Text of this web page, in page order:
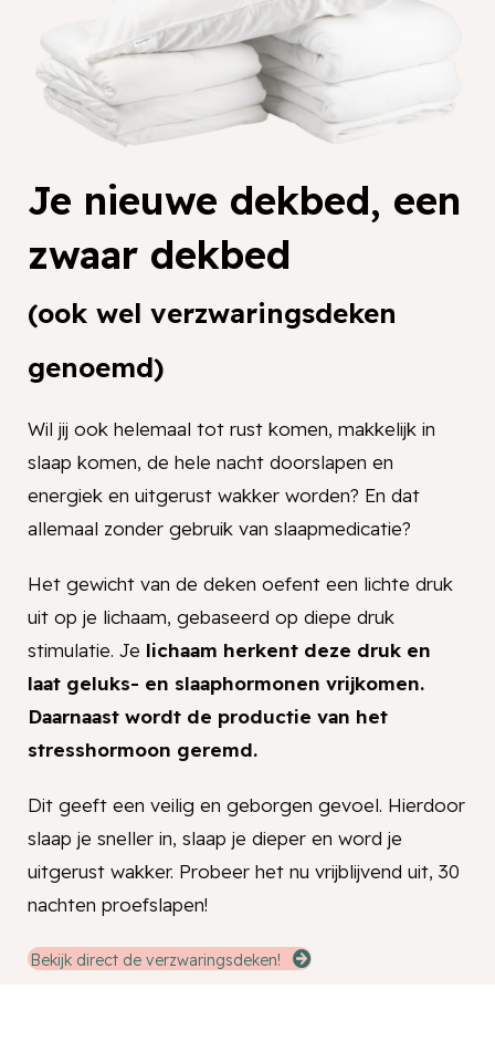
Je nieuwe dekbed, een
zwaar dekbed
(ook wel verzwaringsdeken
genoemd)
Wil jij ook helemaal tot rust komen, makkelijk in
slaap komen, de hele nacht doorslapen en
energiek en uitgerust wakker worden? En dat
allemaal zonder gebruik van slaapmedicatie?
Het gewicht van de deken oefent een lichte druk
uit op je lichaam, gebaseerd op diepe druk
stimulatie. Je lichaam herkent deze druk en
laat geluks- en slaaphormonen vrijkomen.
Daarnaast wordt de productie van het
stresshormoon geremd.
Dit geeft een veilig en geborgen gevoel. Hierdoor
slaap je sneller in, slaap je dieper en word je
uitgerust wakker. Probeer het nu vrijblijvend uit, 30
nachten proefslapen!
Bekijk direct de verzwaringsdeken!